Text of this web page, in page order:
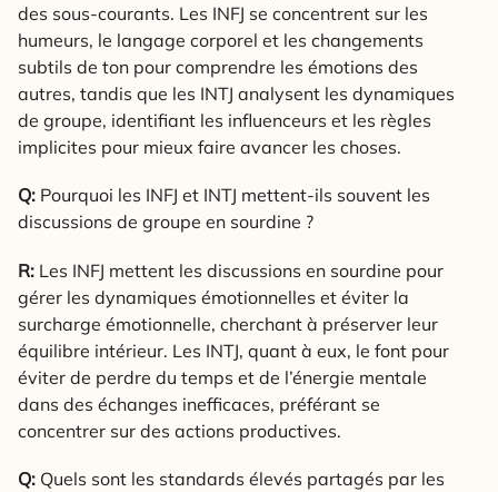
des sous-courants. Les INFJ se concentrent sur les
humeurs, le langage corporel et les changements
subtils de ton pour comprendre les émotions des
autres, tandis que les INTJ analysent les dynamiques
de groupe, identifiant les influenceurs et les règles
implicites pour mieux faire avancer les choses.
Q: Pourquoi les INFJ et INTJ mettent-ils souvent les
discussions de groupe en sourdine ?
R: Les INFJ mettent les discussions en sourdine pour
gérer les dynamiques émotionnelles et éviter la
surcharge émotionnelle, cherchant à préserver leur
équilibre intérieur. Les INTJ, quant à eux, le font pour
éviter de perdre du temps et de l’énergie mentale
dans des échanges inefficaces, préférant se
concentrer sur des actions productives.
Q: Quels sont les standards élevés partagés par les